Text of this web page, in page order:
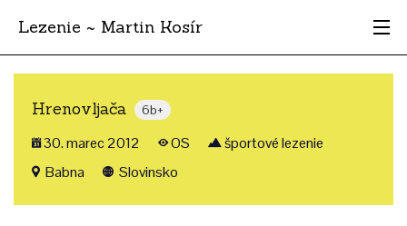
Lezenie ~ Martin Kosír
Najhodnotnejšie
Krajina
Štýl
Hrenovljača 6b+
30. marec 2012 OS
športové lezenie
Babna
Slovinsko